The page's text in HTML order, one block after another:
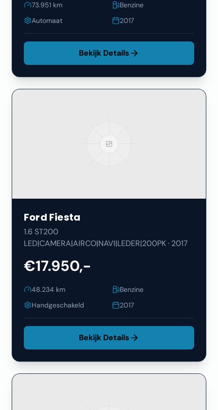
73.951 km
Benzine
Automaat
2017
Bekijk Details
Ford Fiesta
1.6 ST200
LED|CAMERA|AIRCO|NAVI|LEDER|200PK· 2017
€17.950,-
48.234 km
Benzine
Handgeschakeld
2017
Bekijk Details